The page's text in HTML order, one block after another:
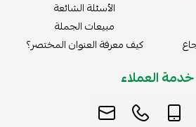
الأسئلة الشائعة
مبيعات الجملة
كيف معرفة العنوان المختصر؟
خدمة العملاء